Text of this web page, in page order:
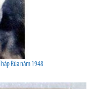
Rùa năm 1948